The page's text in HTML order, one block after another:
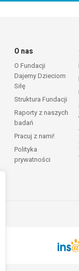
O nas
O Fundacji
Dajemy Dzieciom
Siłę
Struktura Fundacji
Raporty z naszych
badań
Pracuj z nami!
Polityka
prywatności